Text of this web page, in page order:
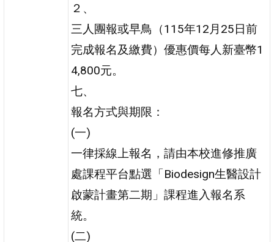
２、
三人團報或早鳥（115年12月25日前
完成報名及繳費）優惠價每人新臺幣1
4,800元。
七、
報名方式與期限：
(一)
一律採線上報名，請由本校進修推廣
處課程平台點選「Biodesign生醫設計
啟蒙計畫第二期」課程進入報名系
統。
(二)